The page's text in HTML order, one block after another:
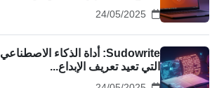
Sudowrite: أداة الذكاء الاصطناعي
التي تعيد تعريف الإبداع...